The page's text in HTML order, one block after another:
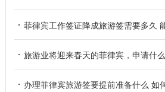
菲律宾工作签证降成旅游签需要多久
旅游业将迎来春天的菲律宾，申请什
办理菲律宾旅游签要提前准备什么 如